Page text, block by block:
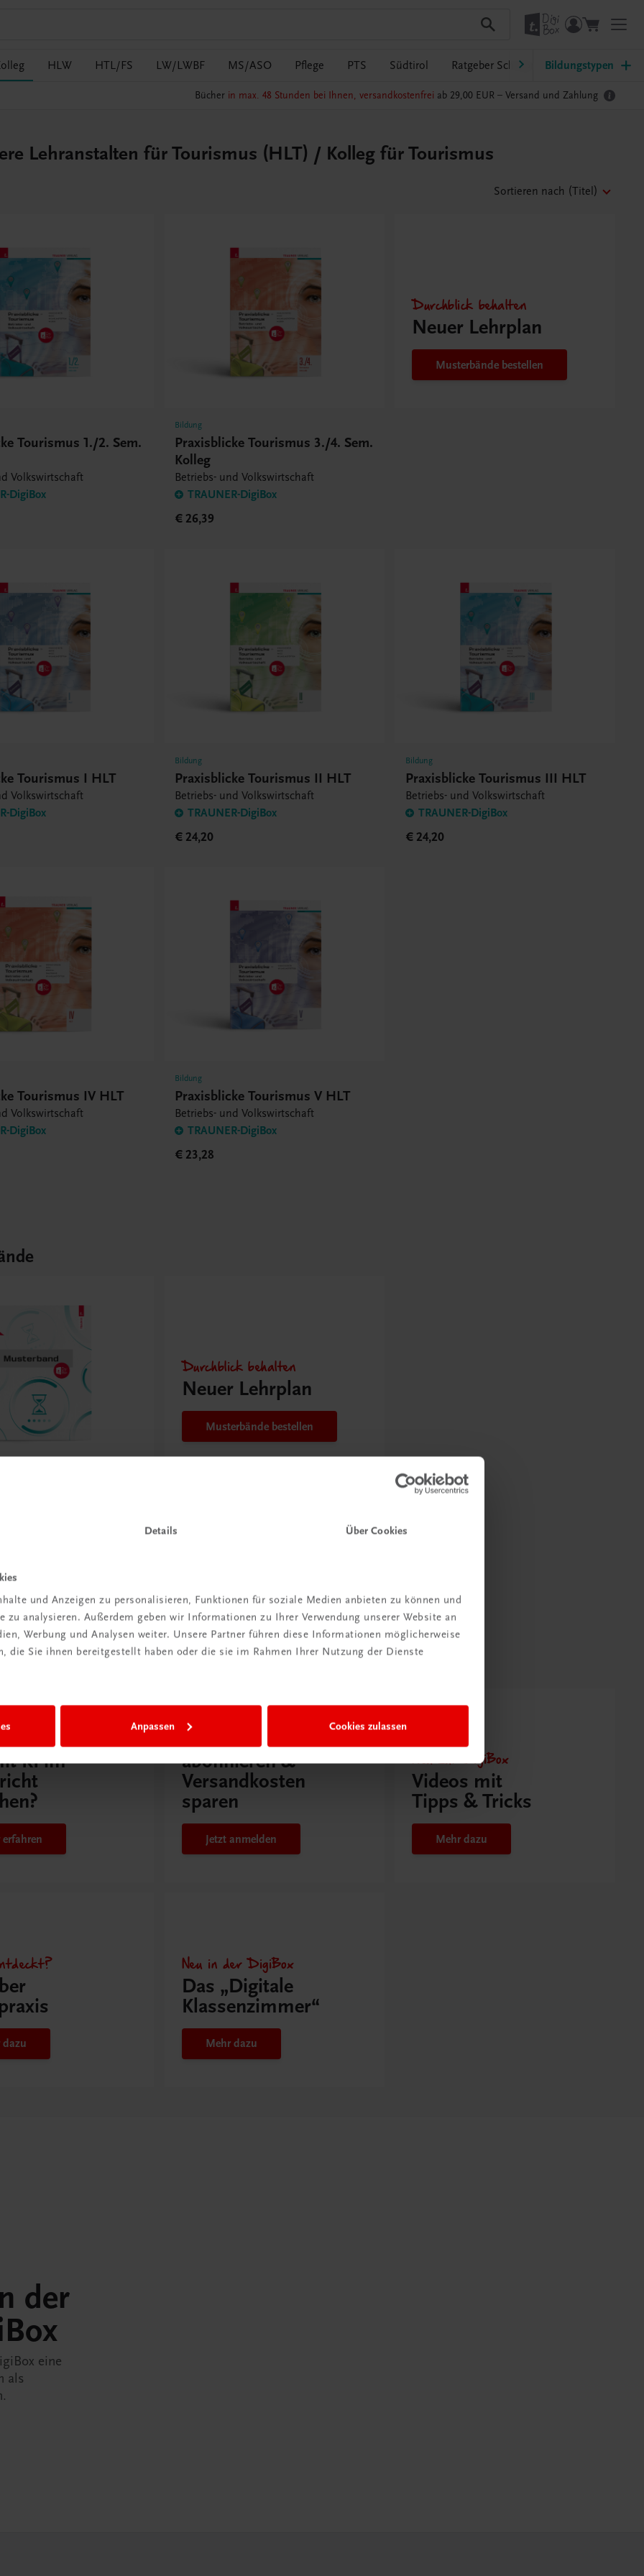
Details Über Cookies
und Anzeigen zu personalisieren, Funktionen für soziale Medien anbieten zu können und
zu analysieren. Außerdem geben wir Informationen zu Ihrer Verwendung unserer Website an
Werbung und Analysen weiter. Unsere Partner führen diese Informationen möglicherweise
die Sie ihnen bereitgestellt haben oder die sie im Rahmen Ihrer Nutzung der Dienste
Anpassen Cookies zulassen
HLW HTL/FS LW/LWBF MS/ASO Pflege PTS Südtirol Ratgeber Schulpraxis TRAUNER-
Bildungstypen
Bücher in max. 48 Stunden bei Ihnen, versandkostenfrei ab 29,00 EUR – Versand und Zahlung
Lehranstalten für Tourismus (HLT) / Kolleg für Tourismus
Sortieren nach (Titel)
Tourismus 1./2. Sem.
Volkswirtschaft
DigiBox
Bildung
Praxisblicke Tourismus 3./4. Sem.
Kolleg
Betriebs- und Volkswirtschaft
TRAUNER-DigiBox
€ 26,39
Durchblick behalten
Neuer Lehrplan
Musterbände bestellen
Tourismus I HLT
Volkswirtschaft
DigiBox
Bildung
Praxisblicke Tourismus II HLT
Betriebs- und Volkswirtschaft
TRAUNER-DigiBox
€ 24,20
Bildung
Praxisblicke Tourismus III HLT
Betriebs- und Volkswirtschaft
TRAUNER-DigiBox
€ 24,20
Tourismus IV HLT
Volkswirtschaft
DigiBox
Bildung
Praxisblicke Tourismus V HLT
Betriebs- und Volkswirtschaft
TRAUNER-DigiBox
€ 23,28
Handeln
Durchblick behalten
Neuer Lehrplan
Musterbände bestellen
Schulpraxis
KI im
Rabattcode erhalten
Newsletter
abonnieren &
Versandkosten
sparen
Jetzt anmelden
Neu zur DigiBox
Videos mit
Tipps & Tricks
Mehr dazu
dazu
Neu in der DigiBox
Das „Digitale
Klassenzimmer“
Mehr dazu
der
eine
als